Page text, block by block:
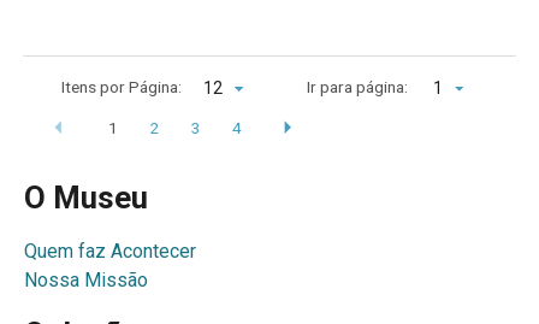
Itens por Página: Ir para página: 1
1 2 3 4
O Museu
Quem faz Acontecer
Nossa Missão